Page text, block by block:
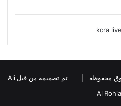
kora live
تم تصميمه من قبل Ali
Al Rohia